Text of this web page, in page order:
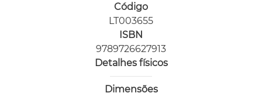
Código
LT003655
ISBN
9789726627913
Detalhes físicos
Dimensões